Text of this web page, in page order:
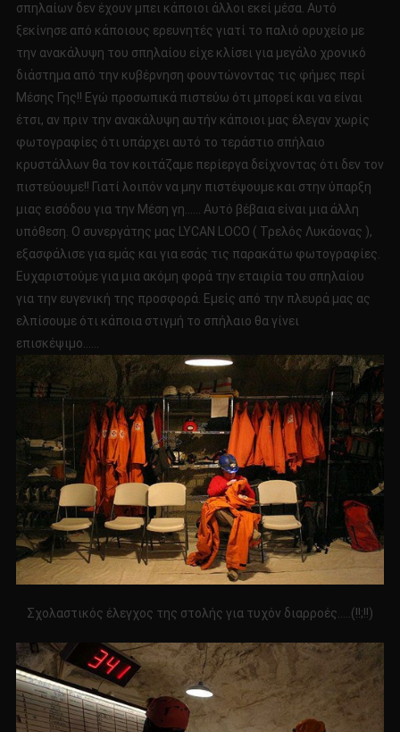
σπηλαίων δεν έχουν μπει κάποιοι άλλοι εκεί μέσα. Αυτό
ξεκίνησε από κάποιους ερευνητές γιατί το παλιό ορυχείο με
την ανακάλυψη του σπηλαίου είχε κλίσει για μεγάλο χρονικό
διάστημα από την κυβέρνηση φουντώνοντας τις φήμες περί
Μέσης Γης!! Εγώ προσωπικά πιστεύω ότι μπορεί και να είναι
έτσι, αν πριν την ανακάλυψη αυτήν κάποιοι μας έλεγαν χωρίς
φωτογραφίες ότι υπάρχει αυτό το τεράστιο σπήλαιο
κρυστάλλων θα τον κοιτάζαμε περίεργα δείχνοντας ότι δεν τον
πιστεύουμε!! Γιατί λοιπόν να μην πιστέψουμε και στην ύπαρξη
μιας εισόδου για την Μέση γη…… Αυτό βέβαια είναι μια άλλη
υπόθεση. Ο συνεργάτης μας LYCAN LOCO ( Τρελός Λυκάονας ),
εξασφάλισε για εμάς και για εσάς τις παρακάτω φωτογραφίες.
Ευχαριστούμε για μια ακόμη φορά την εταιρία του σπηλαίου
για την ευγενική της προσφορά. Εμείς από την πλευρά μας ας
ελπίσουμε ότι κάποια στιγμή το σπήλαιο θα γίνει
επισκέψιμο……
Σχολαστικός έλεγχος της στολής για τυχόν διαρροές…..(!!;!!)